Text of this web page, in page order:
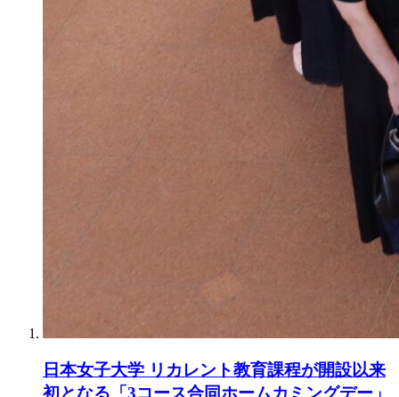
日本女子大学 リカレント教育課程が開設以来
初となる「3コース合同ホームカミングデー」